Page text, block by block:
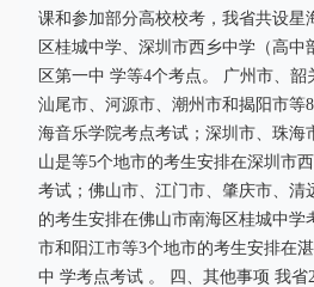
课和参加部分高校校考，我省共设星
区桂城中学、深圳市西乡中学（高
区第一中 学等4个考点。 广州市、韶
汕尾市、河源市、潮州市和揭阳市等
海音乐学院考点考试；深圳市、珠海
山是等5个地市的考生安排在深圳市
考试；佛山市、江门市、肇庆市、清
的考生安排在佛山市南海区桂城中学
市和阳江市等3个地市的考生安排在
中 学考点考试 。 四、其他事项 我省